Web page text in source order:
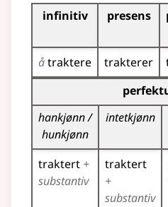
Bøyingstabell for dette
infinitiv presens
åtraktere trakterer
Bøyingstabell for dette
hankjønn /
hunkjønn
intetkjønn
traktert +
substantiv
traktert
+
substantiv